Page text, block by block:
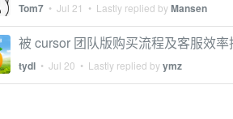
Tom7 • Jul 21 • Lastly replied byMansen
被 cursor 团队版购买流程及客服效
tydl • Jul 20 • Lastly replied byymz